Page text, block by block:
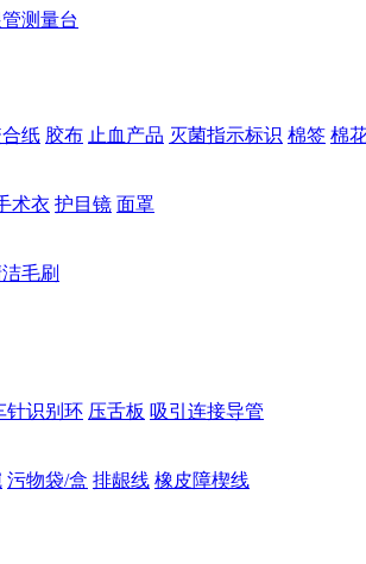
测量台
纸 胶布 止血产品 灭菌指示标识 棉签 棉
术衣 护目镜 面罩
毛刷
针识别环 压舌板 吸引连接导管
污物袋/盒 排龈线 橡皮障楔线